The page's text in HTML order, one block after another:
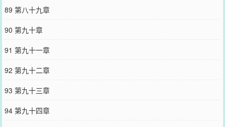
89 第八十九章
90 第九十章
91 第九十一章
92 第九十二章
93 第九十三章
94 第九十四章